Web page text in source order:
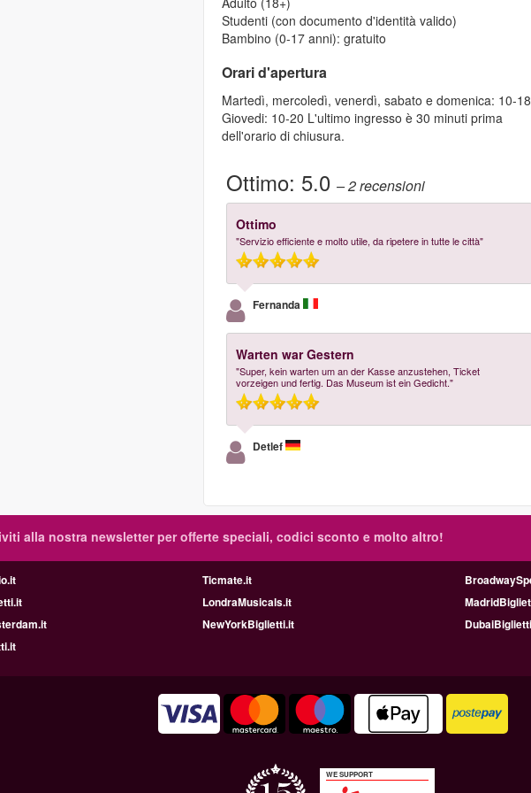
Studenti (con documento d'identità valido)
Bambino (0-17 anni): gratuito
Orari d'apertura
Martedì, mercoledì, venerdì, sabato e domenica: 10-18
Giovedi: 10-20 L'ultimo ingresso è 30 minuti prima
dell'orario di chiusura.
Ottimo: 5.0– 2recensioni
Ottimo
"Servizio efficiente e molto utile, da ripetere in tutte le città"
Fernanda
Warten war Gestern
"Super, kein warten um an der Kasse anzustehen, Ticket
vorzeigen und fertig. Das Museum ist ein Gedicht."
Detlef
alla nostra newsletter per offerte speciali, codici sconto e molto altro!
Ticmate.it
LondraMusicals.it
NewYorkBiglietti.it
WE SUPPORT